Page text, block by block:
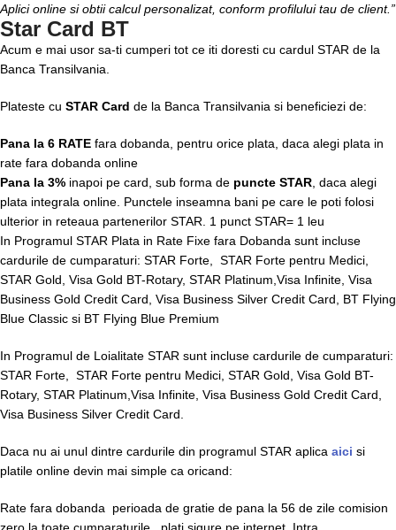
Aplici online si obtii calcul personalizat, conform profilului tau de client.”
Star Card BT
Acum e mai usor sa-ti cumperi tot ce iti doresti cu cardul STAR de la
Banca Transilvania.
Plateste cu STAR Card de la Banca Transilvania si beneficiezi de:
Pana la 6 RATE fara dobanda, pentru orice plata, daca alegi plata in
rate fara dobanda online
Pana la 3% inapoi pe card, sub forma de puncte STAR , daca alegi
plata integrala online. Punctele inseamna bani pe care le poti folosi
ulterior in reteaua partenerilor STAR. 1 punct STAR= 1 leu
In Programul STAR Plata in Rate Fixe fara Dobanda sunt incluse
cardurile de cumparaturi: STAR Forte, STAR Forte pentru Medici,
STAR Gold, Visa Gold BT-Rotary, STAR Platinum,Visa Infinite, Visa
Business Gold Credit Card, Visa Business Silver Credit Card, BT Flying
Blue Classic si BT Flying Blue Premium
In Programul de Loialitate STAR sunt incluse cardurile de cumparaturi:
STAR Forte, STAR Forte pentru Medici, STAR Gold, Visa Gold BT-
Rotary, STAR Platinum,Visa Infinite, Visa Business Gold Credit Card,
Visa Business Silver Credit Card.
Daca nu ai unul dintre cardurile din programul STAR aplica aici si
platile online devin mai simple ca oricand:
Rate fara dobanda perioada de gratie de pana la 56 de zile comision
zero la toate cumparaturile plati sigure pe internet. Intra